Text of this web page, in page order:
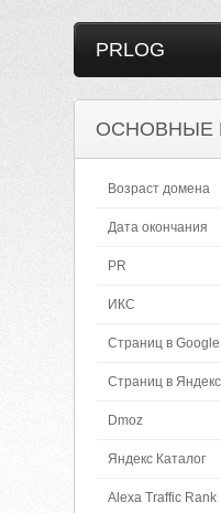
PRLOG
ОСНОВНЫЕ
Возраст домена
Дата окончания
PR
ИКС
Страниц в Google
Страниц в
Dmoz
Яндекс Каталог
Alexa Traffic Rank